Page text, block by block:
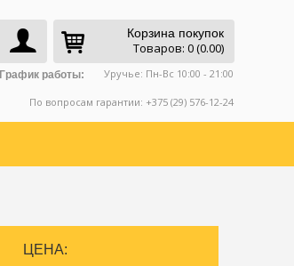
Корзина покупок
Товаров: 0 (0.00)
График работы: Уручье: Пн-Вс 10:00 - 21:00
По вопросам гарантии: +375 (29) 576-12-24
ЦЕНА: